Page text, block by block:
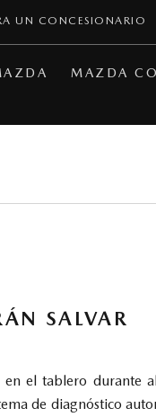
UN CONCESIONARIO
MAZDA
SALVAR
el tablero durante
de diagnóstico